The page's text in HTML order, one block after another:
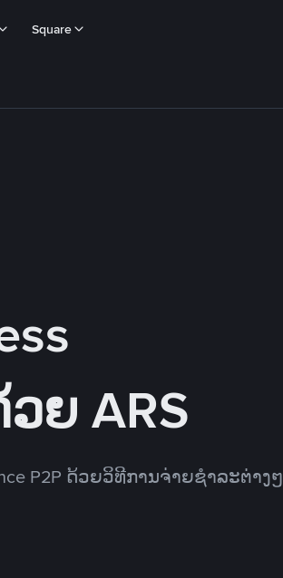
Square
ຍ ARS
P2P ດ້ວຍວິທີການຈ່າຍຊຳລະຕ່າງໆ